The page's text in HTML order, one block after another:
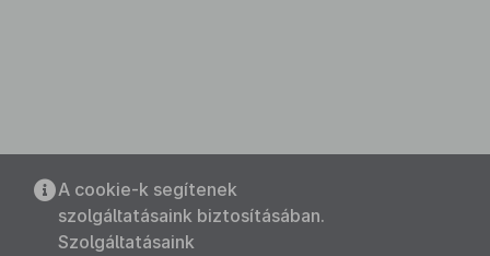
A cookie-k segítenek
szolgáltatásaink biztosításában.
Szolgáltatásaink